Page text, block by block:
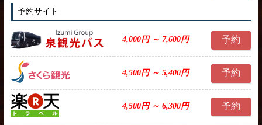
予約サイト
4,000円 ～ 7,600円 予約
4,500円 ～ 5,400円 予約
4,500円 ～ 6,300円 予約